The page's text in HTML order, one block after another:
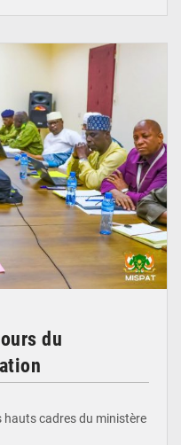
du
hauts cadres du ministère